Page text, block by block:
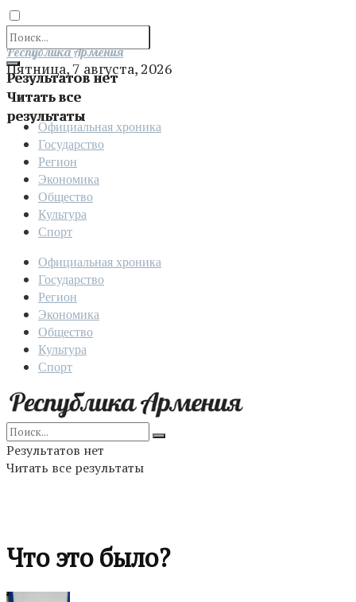
Результатов нет
Читать все
результаты
Отправить
Республика Армения
Пятница, 7 августа, 2026
Официальная хроника
Государство
Регион
Экономика
Общество
Культура
Спорт
Официальная хроника
Государство
Регион
Экономика
Общество
Культура
Спорт
Результатов нет
Читать все результаты
Что это было?